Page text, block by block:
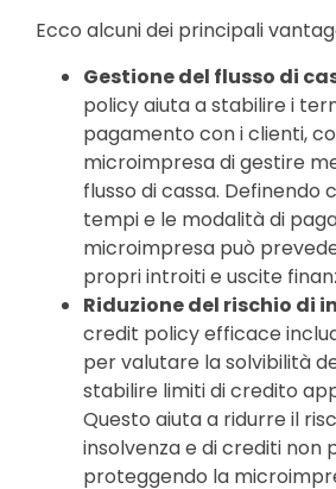
Ecco alcuni dei principali
Gestione del flusso di
policy aiuta a stabilire i
pagamento con i clienti,
microimpresa di gestire
flusso di cassa. Definendo
tempi e le modalità di
microimpresa può
propri introiti e uscite
Riduzione del rischio di
credit policy efficace
per valutare la solvibilità
stabilire limiti di credito
Questo aiuta a ridurre il
insolvenza e di crediti non
proteggendo la